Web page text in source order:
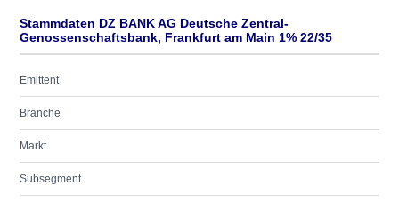
Stammdaten DZ BANK AG Deutsche Zentral-
Genossenschaftsbank, Frankfurt am Main 1% 22/35
Emittent
Branche
Markt
Subsegment